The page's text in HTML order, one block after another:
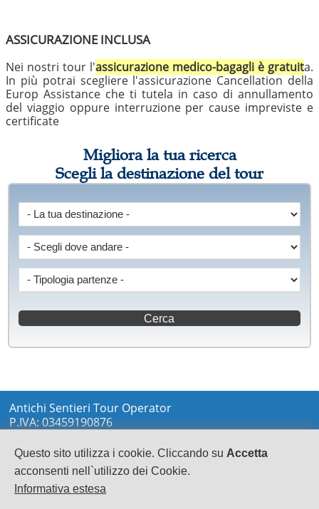
Questo sito utilizza i cookie. Cliccando su Accetta
acconsenti nell`utilizzo dei Cookie.
Informativa estesa
ASSICURAZIONE INCLUSA
Nei nostri tour l'assicurazione medico-bagagli è gratuita.
In più potrai scegliere l'assicurazione Cancellation della
Europ Assistance che ti tutela in caso di annullamento
del viaggio oppure interruzione per cause impreviste e
certificate
Migliora la tua ricerca
Scegli la destinazione del tour
Antichi Sentieri Tour Operator
P.IVA: 03459190876
LOCRI
0964233148
info@antichisentieri.it